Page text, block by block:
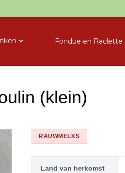
Fondue en Raclette
(klein)
RAUWMELKS
Land van herkomst